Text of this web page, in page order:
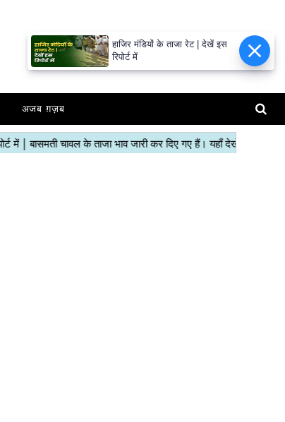
अजब ग़ज़ब
हाजिर मंडियों के ताजा रेट | देखें इस
रिपोर्ट में